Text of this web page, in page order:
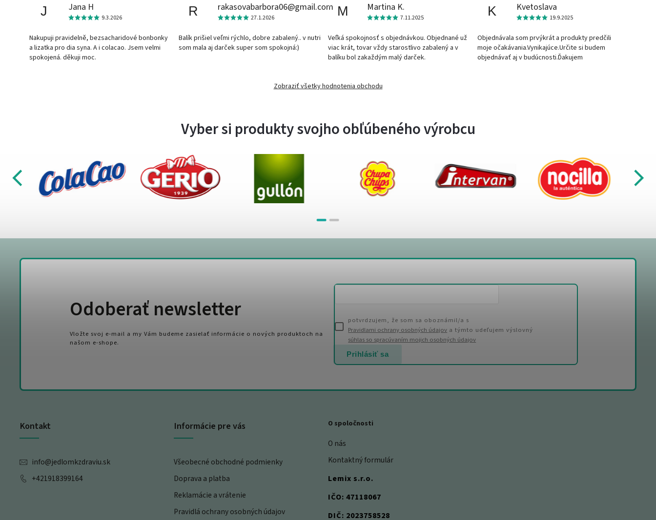
J Jana H
9.3.2026
Nakupuji pravidelně, bezsacharidové bonbonky
a lizatka pro dia syna. A i colacao. Jsem velmi
spokojená. děkuji moc.
R rakasovabarbora06@gmail.com
27.1.2026
Balík prišiel veľmi rýchlo, dobre zabalený.. v nutri
som mala aj darček super som spokojná:)
M Martina K.
7.11.2025
Veľká spokojnosť s objednávkou. Objednané už
viac krát, tovar vždy starostlivo zabalený a v
balíku bol zakaždým malý darček.
K Kvetoslava
19.9.2025
Objednávala som prvýkrát a produkty predčili
moje očakávania.Vynikajúce.Určite si budem
objednávať aj v budúcnosti.Ďakujem
Zobraziť všetky hodnotenia obchodu
Vyber si produkty svojho obľúbeného výrobcu
Kontakt
info@jedlomkzdraviu.sk
+421918399164
Informácie pre vás
Všeobecné obchodné podmienky
Doprava a platba
Reklamácie a vrátenie
Pravidlá ochrany osobných údajov
O spoločnosti
O nás
Kontaktný formulár
Lemix s.r.o.
IČO: 47118067
DIČ: 2023758528
Odoberať newsletter
Vložte svoj e-mail a my Vám budeme zasielať informácie o nových produktoch na
našom e-shope.
potvrdzujem, že som sa oboznámil/a s
Pravidlami ochrany osobných údajov a týmto udeľujem výslovný
súhlas so spracúvaním mojich osobných údajov
Prihlásiť sa